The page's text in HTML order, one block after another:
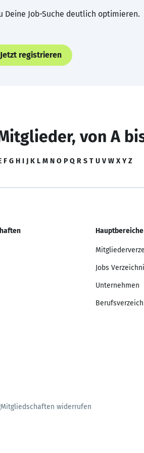
Deine Job-Suche deutlich optimieren.
Jetzt registrieren
von A
F G H I J K L M N O P Q R S T U V W X Y Z
Hauptbereiche
Jobs
Unternehmen
Mitgliedschaften widerrufen